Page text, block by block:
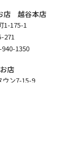
店 越谷本店
1-175-1
271
1350
店
ウン7-15-9